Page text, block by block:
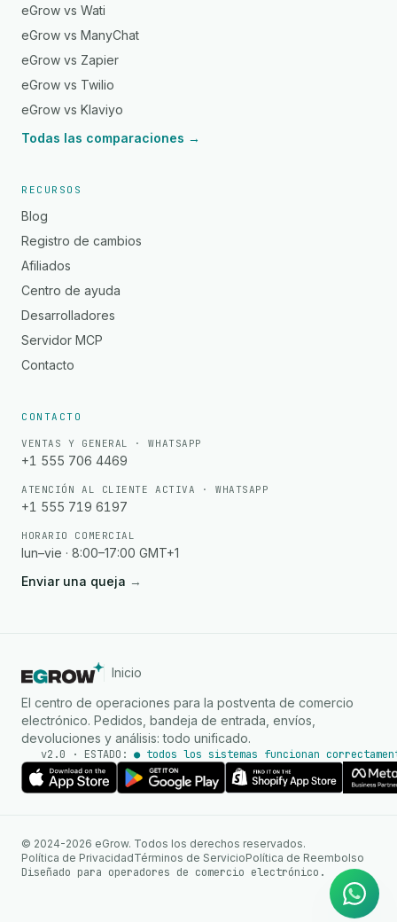
eGrow vs Wati
eGrow vs ManyChat
eGrow vs Zapier
eGrow vs Twilio
eGrow vs Klaviyo
Todas las comparaciones →
RECURSOS
Blog
Registro de cambios
Afiliados
Centro de ayuda
Desarrolladores
Servidor MCP
Contacto
CONTACTO
VENTAS Y GENERAL · WHATSAPP
+1 555 706 4469
ATENCIÓN AL CLIENTE ACTIVA · WHATSAPP
+1 555 719 6197
HORARIO COMERCIAL
lun–vie · 8:00–17:00 GMT+1
Enviar una queja →
Inicio
El centro de operaciones para la postventa de comercio
electrónico. Pedidos, bandeja de entrada, envíos,
devoluciones y análisis: todo unificado.
v2.0 · ESTADO: ● todos los sistemas funcionan
© 2024-2026 eGrow. Todos los derechos reservados.
Política de PrivacidadTérminos de ServicioPolítica de Reembolso
Diseñado para operadores de comercio electrónico.
WhatsApp